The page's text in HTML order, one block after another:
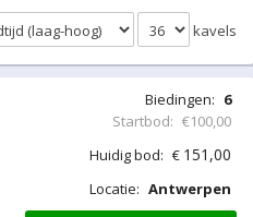
kavels
Biedingen: 6
Startbod: €100,00
Huidig bod: € 151,00
Locatie: Antwerpen